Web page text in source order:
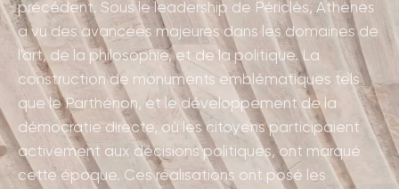
précédent. Sous le leadership de Périclès, Athènes
a vu des avancées majeures dans les domaines de
l'art, de la philosophie, et de la politique. La
construction de monuments emblématiques tels
que le Parthénon, et le développement de la
démocratie directe, où les citoyens participaient
activement aux décisions politiques, ont marqué
cette époque. Ces réalisations ont posé les